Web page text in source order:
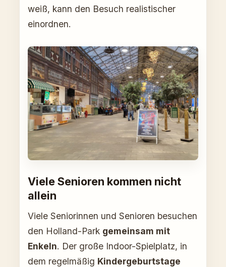
weiß, kann den Besuch realistischer
einordnen.
Viele Senioren kommen nicht
allein
Viele Seniorinnen und Senioren besuchen
den Holland-Park gemeinsam mit
Enkeln. Der große Indoor-Spielplatz, in
dem regelmäßig Kindergeburtstage